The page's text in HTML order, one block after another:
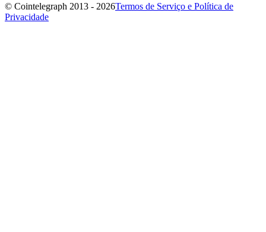
© Cointelegraph 2013 - 2026Termos de Serviço e Política de
Privacidade